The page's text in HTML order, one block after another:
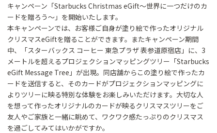
キャンペーン「Starbucks Christmas eGift～世界に一つだけのカ
ードを贈ろう～」を開始いたします。
本キャンペーンでは、お客様ご自身が塗り絵で作ったオリジナル
クリスマスeGiftを贈ることができます。またキャンペーン期間
中、「スターバックス コーヒー 東急プラザ 表参道原宿店」に、3
メートルを超えるプロジェクションマッピングツリー「Starbucks
eGift Message Tree」が出現。同店舗からこの塗り絵で作ったカ
ードを送信すると、そのカードがプロジェクションマッピングに
よりツリーに映る特別な体験をお楽しみいただけます。大切な人
を想って作ったオリジナルのカードが映るクリスマスツリーをご
友人やご家族と一緒に眺めて、ワクワク感たっぷりのクリスマス
を過ごしてみてはいかがですか。